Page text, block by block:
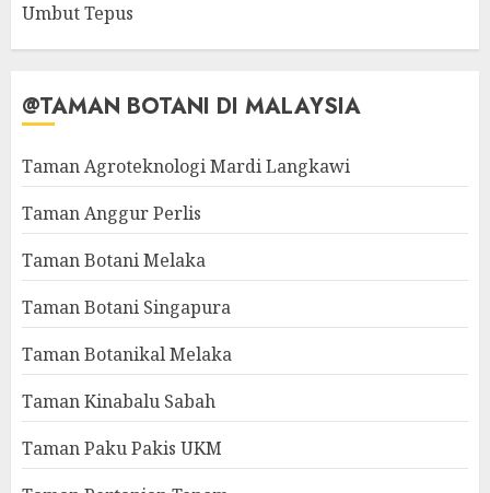
Umbut Tepus
@TAMAN BOTANI DI MALAYSIA
Taman Agroteknologi Mardi Langkawi
Taman Anggur Perlis
Taman Botani Melaka
Taman Botani Singapura
Taman Botanikal Melaka
Taman Kinabalu Sabah
Taman Paku Pakis UKM